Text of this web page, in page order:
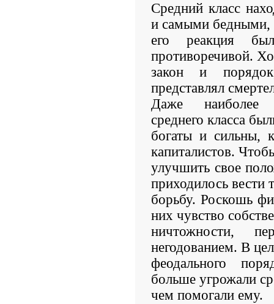
Средний класс
и самыми бедными,
его реакция
противоречивой.
закон и
представлял
Даже наиболее
среднего класса
богаты и сильны,
капиталистов.
улучшить свое
приходилось вести
борьбу. Роскошь
них чувство
ничтожности,
негодованием. В
феодального
больше угрожали
чем помогали ему.